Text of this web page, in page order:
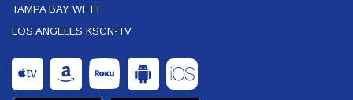
TAMPA BAY WFTT
LOS ANGELES KSCN-TV